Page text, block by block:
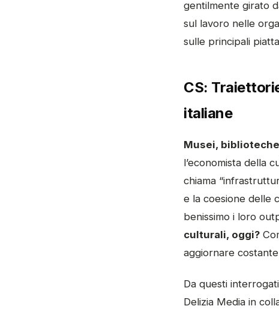
gentilmente girato
sul lavoro nelle
sulle principali
CS:
italiane
Musei,
l’economista della
chiama
e la coesione delle
benissimo i loro
culturali, oggi?
aggiornare
Da questi
Delizia Media in